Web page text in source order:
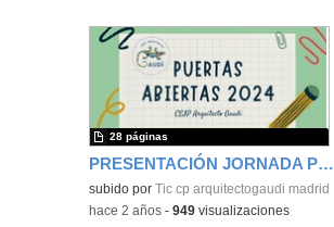
PRESENTACIÓN JORNADA PUERTAS ABIERTAS 2024
subido por Tic cp arquitectogaudi madrid
28 páginas
-hace 2 años -949 visualizaciones